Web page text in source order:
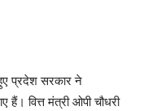
प्रदेश सरकार ने
वित्त मंत्री ओपी चौधरी